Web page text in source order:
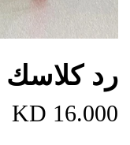
رد كلاسك
16.000 KD